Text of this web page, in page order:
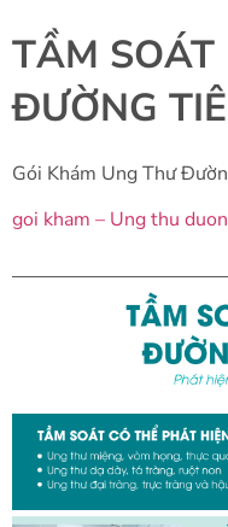
TẦM
ĐƯỜNG
Gói Khám Ung Thư
goi kham – Ung thu